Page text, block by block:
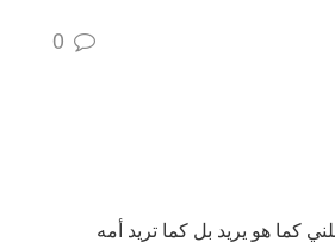
0
كما هو يريد بل كما تريد أمه